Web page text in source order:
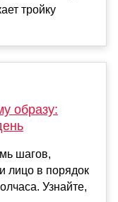
тройку
образу:
шагов,
лицо в порядок
Узнайте,